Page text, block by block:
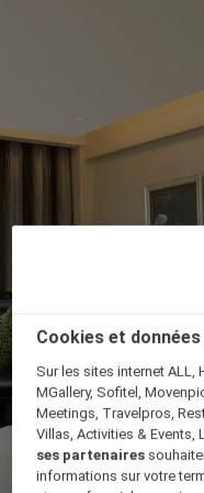
Cookies et
Sur les sites internet ALL,
MGallery, Sofitel,
Meetings, Travelpros,
Villas, Activities & Events,
ses partenaires
informations sur votre